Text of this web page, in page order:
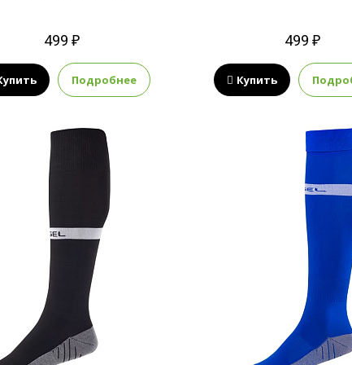
499 ₽
Подробнее
499 ₽
Купить